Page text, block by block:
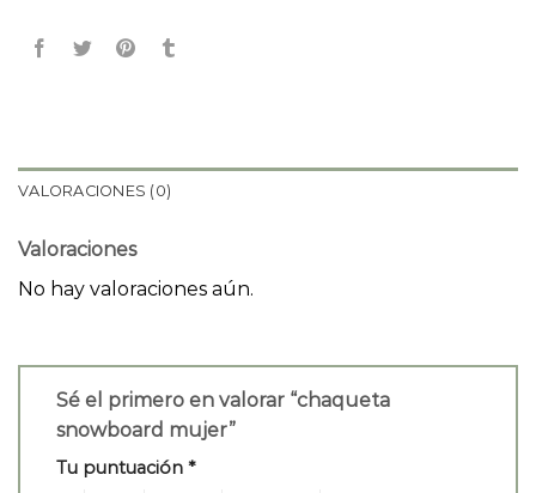
VALORACIONES (0)
Valoraciones
No hay valoraciones aún.
Sé el primero en valorar “chaqueta
snowboard mujer”
Tu puntuación *